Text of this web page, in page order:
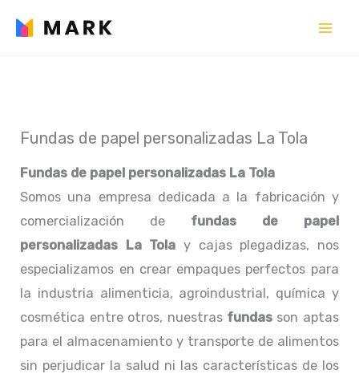
Fundas de papel personalizadas La Tola
Fundas de papel personalizadas La Tola
Somos una empresa dedicada a la fabricación y
comercialización de fundas de papel
personalizadas La Tola y cajas plegadizas, nos
especializamos en crear empaques perfectos para
la industria alimenticia, agroindustrial, química y
cosmética entre otros, nuestras fundasson aptas
para el almacenamiento y transporte de alimentos
sin perjudicar la salud ni las características de los